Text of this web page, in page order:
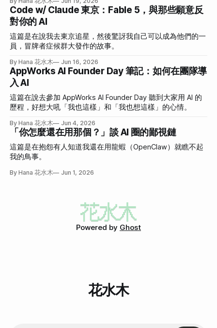
Code w/ Claude 東京：Fable 5，與那些願意反
對你的 AI
這篇是在說我去東京追星，然後驚訝我自己可以成為他們的一
員，冒牌者症候群大發作的故事。
By Hana 花水木 Jun 16, 2026
AppWorks AI Founder Day 筆記：如何在團隊導
入 AI
這篇在說去參加 AppWorks AI Founder Day 聽到大家用 AI 的
歷程，好想大吼「我也這樣」和「我也想這樣」的心情。
By Hana 花水木 Jun 4, 2026
「你怎麼還在用那個？」談 AI 圈的鄙視鏈
這篇是在抱怨有人知道我還在用龍蝦（OpenClaw）就瞧不起
我的鳥事。
By Hana 花水木 Jun 1, 2026
Powered by Ghost
花水木